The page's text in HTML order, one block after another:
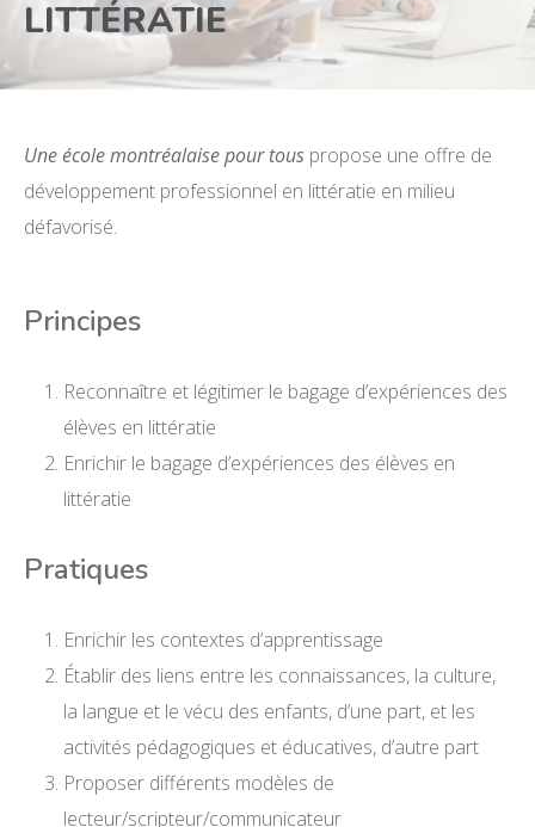
LITTÉRATIE
Une école montréalaise pour tous propose une offre de
développement professionnel en littératie en milieu
défavorisé.
Principes
Reconnaître et légitimer le bagage d’expériences des
élèves en littératie
Enrichir le bagage d’expériences des élèves en
littératie
Pratiques
Enrichir les contextes d’apprentissage
Établir des liens entre les connaissances, la culture,
la langue et le vécu des enfants, d’une part, et les
activités pédagogiques et éducatives, d’autre part
Proposer différents modèles de
lecteur/scripteur/communicateur